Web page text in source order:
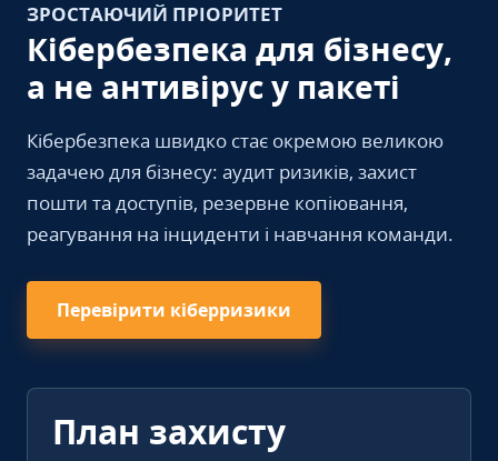
ЗРОСТАЮЧИЙ ПРІОРИТЕТ
Кібербезпека для бізнесу,
а не антивірус у пакеті
Кібербезпека швидко стає окремою великою
задачею для бізнесу: аудит ризиків, захист
пошти та доступів, резервне копіювання,
реагування на інциденти і навчання команди.
Перевірити кіберризики
План захисту